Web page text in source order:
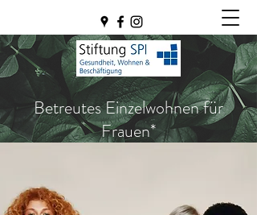
Betreutes Einzelwohnen für
Frauen*